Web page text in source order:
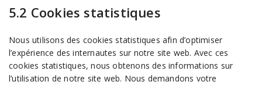
5.2 Cookies statistiques
Nous utilisons des cookies statistiques afin d’optimiser
l’expérience des internautes sur notre site web. Avec ces
cookies statistiques, nous obtenons des informations sur
l’utilisation de notre site web. Nous demandons votre